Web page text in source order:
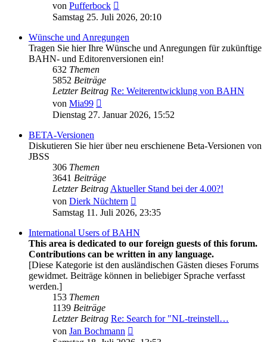
von Pufferbock
Beitrag
Samstag 25. Juli 2026, 20:10
Wünsche und Anregungen
Tragen Sie hier Ihre Wünsche und Anregungen für zukünftige
BAHN- und Editorenversionen ein!
632 Themen
5852 Beiträge
Letzter Beitrag Re: Weiterentwicklung von BAHN
von Mia99
Beitrag
Dienstag 27. Januar 2026, 15:52
BETA-Versionen
Diskutieren Sie hier über neu erschienene Beta-Versionen von
JBSS
306 Themen
3641 Beiträge
Letzter BeitragAktueller Stand bei der 4.00?!
von Dierk Nüchtern
Beitrag
Samstag 11. Juli 2026, 23:35
International Users of BAHN
This area is dedicated to our foreign guests of this forum.
Contributions can be written in any language.
[Diese Kategorie ist den ausländischen Gästen dieses Forums
gewidmet. Beiträge können in beliebiger Sprache verfasst
werden.]
153 Themen
1139 Beiträge
Letzter Beitrag Re: Search for "NL-treinstell…
von Jan Bochmann
Beitrag